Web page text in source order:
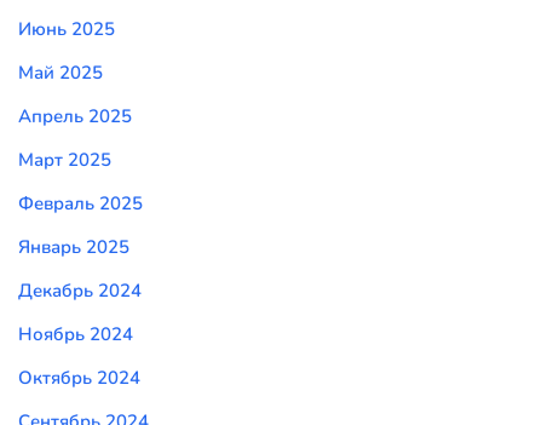
Июнь 2025
Май 2025
Апрель 2025
Март 2025
Февраль 2025
Январь 2025
Декабрь 2024
Ноябрь 2024
Октябрь 2024